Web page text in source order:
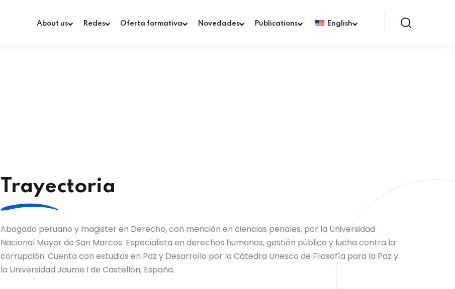
About us Redes Oferta formativa Novedades Publications English
Trayectoria
Abogado peruano y magister en Derecho, con mención en ciencias penales, por la Universidad
Nacional Mayor de San Marcos. Especialista en derechos humanos, gestión pública y lucha contra la
corrupción. Cuenta con estudios en Paz y Desarrollo por la Cátedra Unesco de Filosofía para la Paz y
la Universidad Jaume I de Castellón, España.